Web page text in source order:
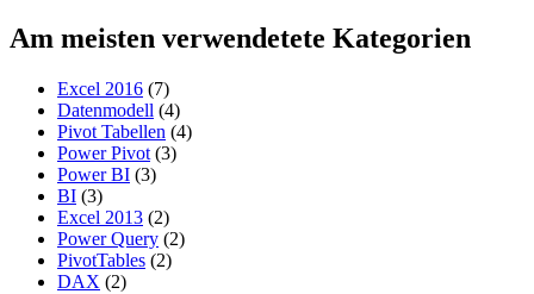
Am meisten verwendetete Kategorien
Excel 2016 (7)
Datenmodell (4)
Pivot Tabellen (4)
Power Pivot (3)
Power BI (3)
BI (3)
Excel 2013 (2)
Power Query (2)
PivotTables (2)
DAX (2)